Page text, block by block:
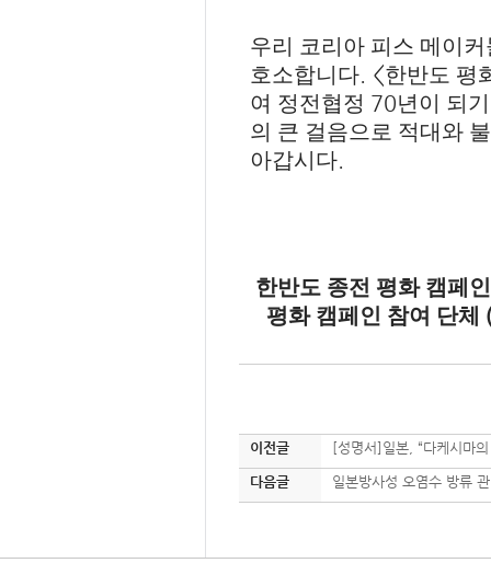
우리 코리아 피스 메이
호소합니다. <한반도 평
여 정전협정 70년이 되
의 큰 걸음으로 적대와
아갑시다.
한반도 종전 평화 캠페
평화 캠페인 참여 단체
이전글 [성명서]일본, “다케시마
다음글 일본방사성 오염수 방류